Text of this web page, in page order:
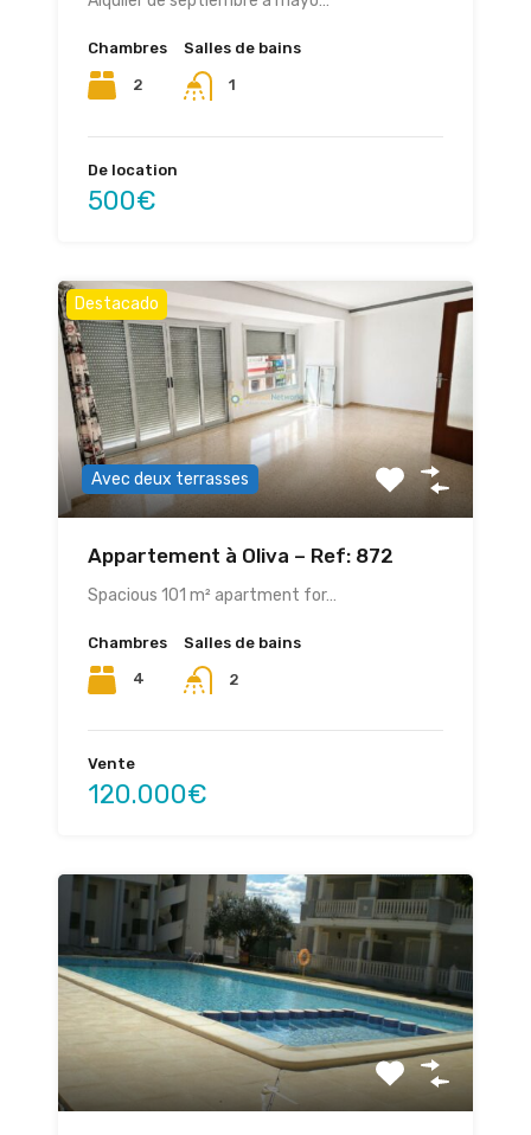
Chambres
2
Salles de bains
1
De location
500€
Destacado
Avec deux terrasses
Appartement à Oliva – Ref: 872
Spacious 101 m² apartment for…
Chambres
4
Salles de bains
2
Vente
120.000€